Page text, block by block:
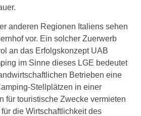
anderen Regionen Italiens sehen
vor. Ein solcher Zuerwerb
an das Erfolgskonzept UAB
im Sinne dieses LGE bedeutet
Betrieben eine
Stellplätzen in einer
für touristische Zwecke vermieten
die Wirtschaftlichkeit des